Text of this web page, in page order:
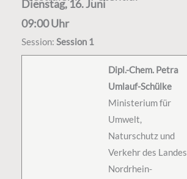
Dipl.-Chem. Petra
Umlauf-Schülke
Ministerium für
Umwelt,
Naturschutz und
Verkehr des Landes
Nordrhein-
Dienstag, 16. Juni
09:00 Uhr
Session: Session 1